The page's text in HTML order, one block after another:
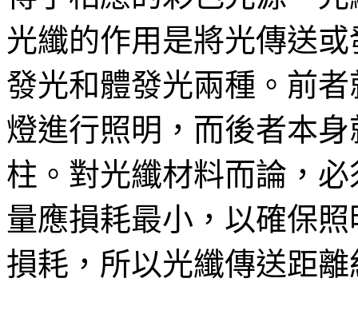
光纖的作用是將光傳送
發光和體發光兩種。前
燈進行照明，而後者本
柱。對光纖材料而論，
量應損耗最小，以確保
損耗，所以光纖傳送距